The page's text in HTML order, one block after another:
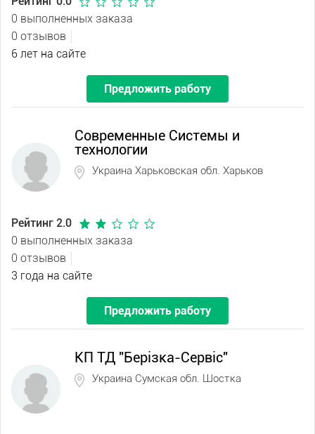
0 выполненных заказа
0 отзывов
6 лет на сайте
Предложить работу
Современные Системы и
технологии
Украина Харьковская обл. Харьков
Рейтинг 2.0
0 выполненных заказа
0 отзывов
3 года на сайте
Предложить работу
КП ТД "Берізка-Сервіс"
Украина Сумская обл. Шостка